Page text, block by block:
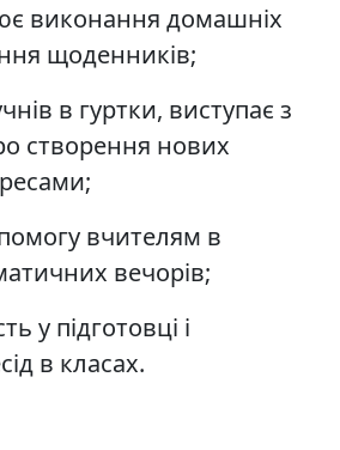
домашніх
щоденників;
в гуртки, виступає з
створення нових
вчителям в
вечорів;
підготовці і
в класах.